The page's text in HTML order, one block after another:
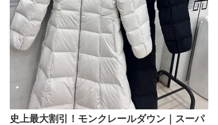
史上最大割引！モンクレールダウン｜スーパ